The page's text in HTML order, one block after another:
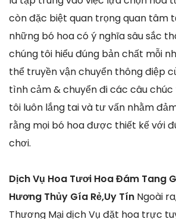
còn đặc biệt quan trọng quan tâm
những bó hoa có ý nghĩa sâu sắc
chúng tôi hiểu đúng bản chất mỗi
thể truyền vận chuyển thông điệp
tình cảm & chuyển đi các câu chúc
tôi luôn lắng tai và tư vấn nhằm
rằng mọi bó hoa được thiết kế với
chơi.
Dịch Vụ Hoa Tươi Hoa Đám Tang
Hương Thủy Gía Rẻ,Uy Tín Ngoài
Thương Mại dịch Vụ đặt hoa trực